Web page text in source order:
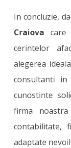
In concluzie,
Craiova
cerintelor
alegerea
consultanti
cunostinte
firma
contabilitate,
adaptate